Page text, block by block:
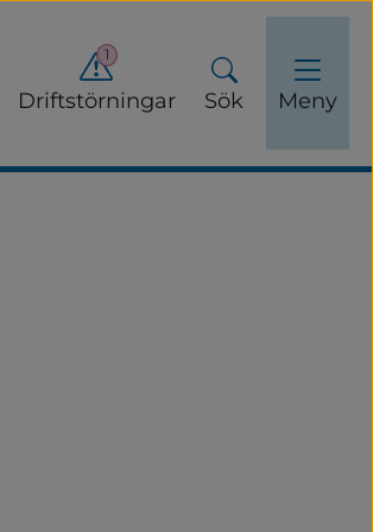
Driftstörningar
1
Sök Meny